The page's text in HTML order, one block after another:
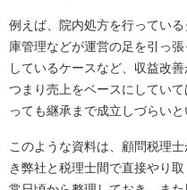
例えば、院内処方を行ってい
庫管理などが運営の足を引っ
しているケースなど、収益改
つまり売上をベースにしてい
っても継承まで成立しづらい
このような資料は、顧問税理
き弊社と税理士間で直接やり